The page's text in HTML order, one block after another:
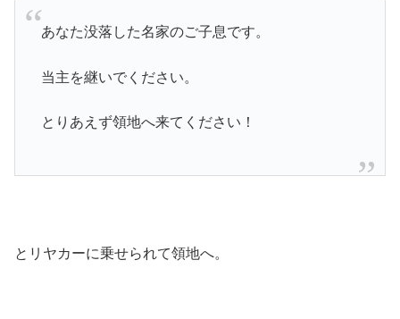
あなた没落した名家のご子息です。
当主を継いでください。
とりあえず領地へ来てください！
とリヤカーに乗せられて領地へ。